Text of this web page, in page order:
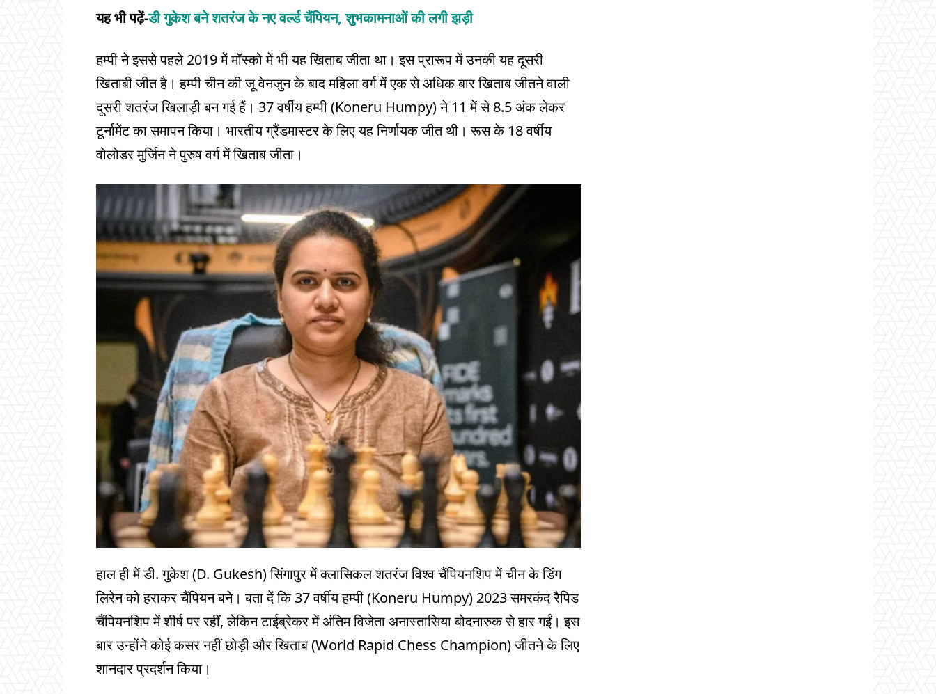
यह भी पढ़ें-डी गुकेश बने शतरंज के नए वर्ल्ड चैंपियन, शुभकामनाओं की लगी झड़ी
हम्पी ने इससे पहले 2019 में मॉस्को में भी यह खिताब जीता था। इस प्रारूप में उनकी यह दूसरी
खिताबी जीत है। हम्पी चीन की जू वेनजुन के बाद महिला वर्ग में एक से अधिक बार खिताब जीतने वाली
दूसरी शतरंज खिलाड़ी बन गई हैं। 37 वर्षीय हम्पी (Koneru Humpy) ने 11 में से 8.5 अंक लेकर
टूर्नामेंट का समापन किया। भारतीय ग्रैंडमास्टर के लिए यह निर्णायक जीत थी। रूस के 18 वर्षीय
वोलोडर मुर्जिन ने पुरुष वर्ग में खिताब जीता।
हाल ही में डी. गुकेश (D. Gukesh) सिंगापुर में क्लासिकल शतरंज विश्व चैंपियनशिप में चीन के डिंग
लिरेन को हराकर चैंपियन बने। बता दें कि 37 वर्षीय हम्पी (Koneru Humpy) 2023 समरकंद रैपिड
चैंपियनशिप में शीर्ष पर रहीं, लेकिन टाईब्रेकर में अंतिम विजेता अनास्तासिया बोदनारुक से हार गईं। इस
बार उन्होंने कोई कसर नहीं छोड़ी और खिताब (World Rapid Chess Champion) जीतने के लिए
शानदार प्रदर्शन किया।